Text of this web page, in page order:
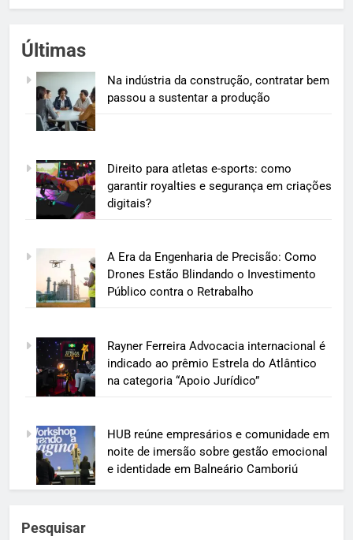
Últimas
Na indústria da construção, contratar bem
passou a sustentar a produção
Direito para atletas e-sports: como
garantir royalties e segurança em criações
digitais?
A Era da Engenharia de Precisão: Como
Drones Estão Blindando o Investimento
Público contra o Retrabalho
Rayner Ferreira Advocacia internacional é
indicado ao prêmio Estrela do Atlântico
na categoria “Apoio Jurídico”
HUB reúne empresários e comunidade em
noite de imersão sobre gestão emocional
e identidade em Balneário Camboriú
Pesquisar